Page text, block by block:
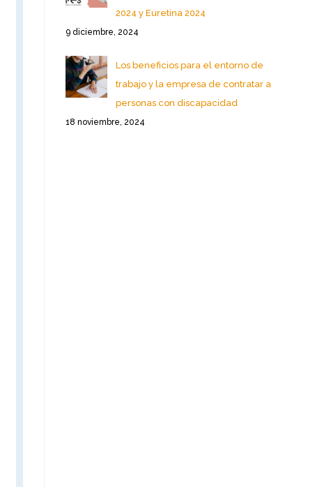
2024 y Euretina 2024
9 diciembre, 2024
Los beneficios para el entorno de
trabajo y la empresa de contratar a
personas con discapacidad
18 noviembre, 2024